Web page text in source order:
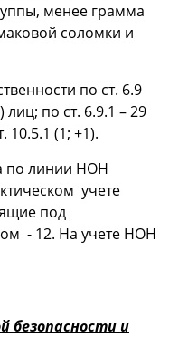
менее грамма
соломки и
по ст. 6.9
по ст. 6.9.1 – 29
10.5.1 (1; +1).
по линии НОН
учете
под
- 12. На учете НОН
безопасности и